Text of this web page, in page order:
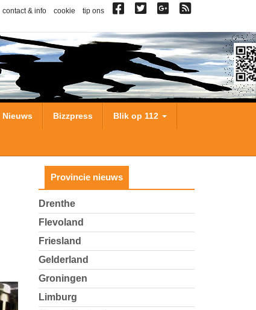
contact & info cookie tip ons
Nieuws Bizzpress Blik op 112
Provincie nieuws
Drenthe
Flevoland
Friesland
Gelderland
Groningen
Limburg